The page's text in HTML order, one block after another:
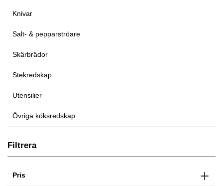
Knivar
Salt- & pepparströare
Skärbrädor
Stekredskap
Utensilier
Övriga köksredskap
Filtrera
Pris